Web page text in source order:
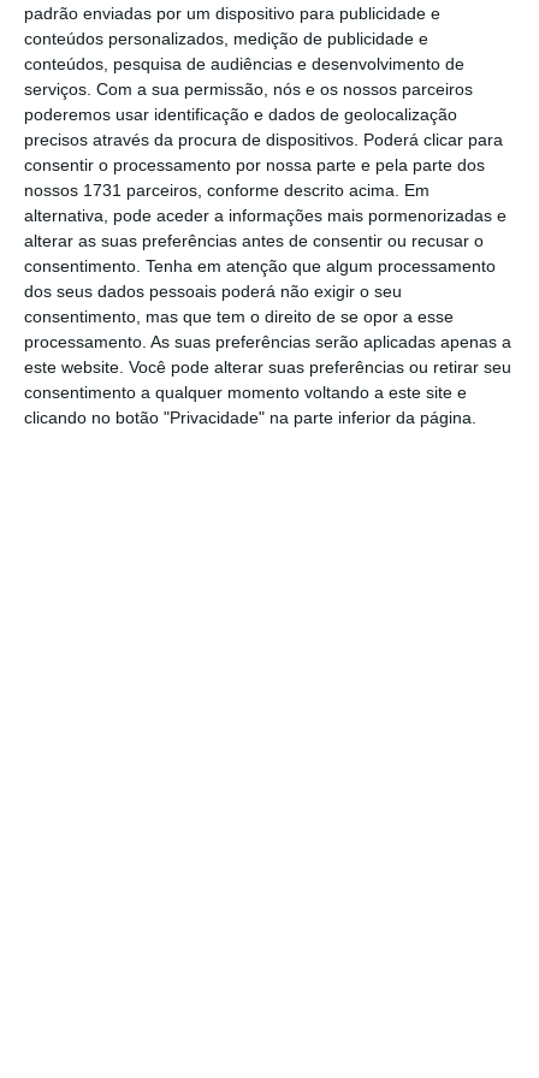
padrão enviadas por um dispositivo para publicidade e
conteúdos personalizados, medição de publicidade e
conteúdos, pesquisa de audiências e desenvolvimento de
serviços. Com a sua permissão, nós e os nossos parceiros
poderemos usar identificação e dados de geolocalização
precisos através da procura de dispositivos. Poderá clicar para
consentir o processamento por nossa parte e pela parte dos
nossos 1731 parceiros, conforme descrito acima. Em
alternativa, pode aceder a informações mais pormenorizadas e
alterar as suas preferências antes de consentir ou recusar o
consentimento. Tenha em atenção que algum processamento
dos seus dados pessoais poderá não exigir o seu
consentimento, mas que tem o direito de se opor a esse
processamento. As suas preferências serão aplicadas apenas a
este website. Você pode alterar suas preferências ou retirar seu
consentimento a qualquer momento voltando a este site e
clicando no botão "Privacidade" na parte inferior da página.
(Autoridade de Supervisão de Seguros e Fundos de
Pensões).Esta função é crucial para:
Proteção do Consumidor:
Assegura que os
produtos e serviços oferecidos são justos e
transparentes, protegendo os consumidores
contra práticas abusivas;
Estabilidade do Mercado:Mantém a confiança
no setor segurador, garantindo que as
empresas operam de maneira ética e
responsável;